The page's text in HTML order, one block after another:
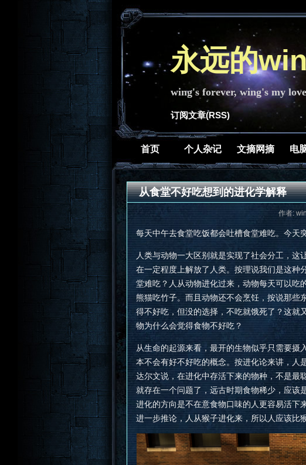
永远的
wing's forever, wing's my
订阅文章(RSS)
首页 个人杂记 文摘网摘 电
从食堂不好吃想到的进化学解释
作者:
每天中午去食堂吃饭都会吐槽食堂难吃。今天
人类与动物一大区别就是实现了社会分工，
在一定程度上解放了人类。按理说我们是这种
堂难吃？人从动物进化过来，动物每天可以吃
熊猫吃竹子。而且动物还不会烹饪，按说那些
得不好吃，但没的选择，不吃就饿死了？这就
物为什么会觉得食物不好吃？
从生命的起源来看，最开的生物似乎只需要
本不会有好不好吃的概念。按进化论来讲，人
达尔文说，在进化中存活下来的物种，不是最
就存在一个问题了，远古时期食物稀少，应该
进化的方向是不在意食物口味的人更容易活下
进一步推论，人从猴子进化来，所以人应该比